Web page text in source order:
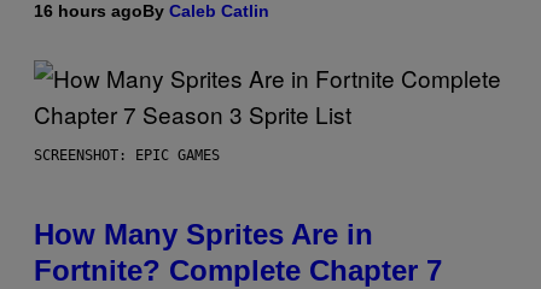
16 hours agoBy Caleb Catlin
SCREENSHOT: EPIC GAMES
How Many Sprites Are in
Fortnite? Complete Chapter 7